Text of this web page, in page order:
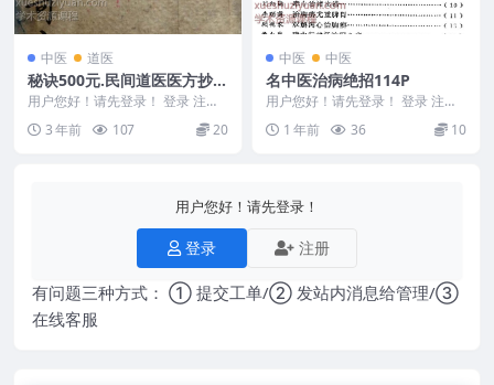
中医 道医
秘诀500元.民间道医医方抄本
共计68筒子页，130多单页左
右。.pdf
用户您好！请先登录！ 登录 注册
秘诀500元.民间道医医方抄本共计
68筒子页，...
3 年前 107 20
中医 中医
名中医治病绝招114P
用户您好！请先登录！ 登录 注册
1 年前 36 10
用户您好！请先登录！
登录 注册
有问题三种方式： ① 提交工单/② 发站内消息给管理/③
在线客服